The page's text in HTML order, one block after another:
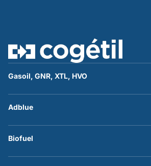
Gasoil, GNR, XTL, HVO
Transfert fuel
Adblue
Transfert adblue
Biofuel